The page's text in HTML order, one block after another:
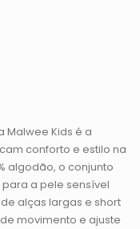
Malwee Kids é a
conforto e estilo na
algodão, o conjunto
a pele sensível
alças largas e short
movimento e ajuste